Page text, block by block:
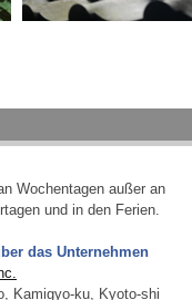
Wochentagen außer an
und in den Ferien.
das Unternehmen
Kamigyo-ku, Kyoto-shi